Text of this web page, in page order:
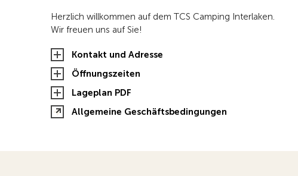
Herzlich willkommen auf dem TCS Camping Interlaken.
Wir freuen uns auf Sie!
Kontakt und Adresse
Öffnungszeiten
Lageplan PDF
Allgemeine Geschäftsbedingungen